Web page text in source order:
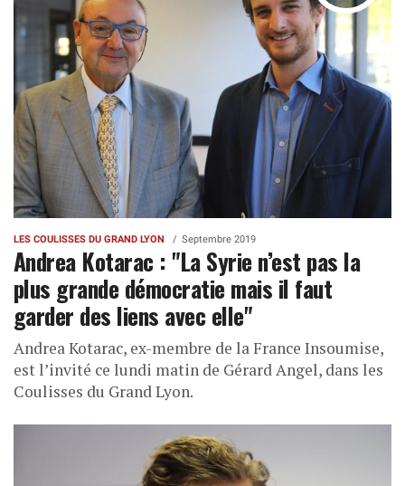
LES COULISSES DU GRAND LYON Septembre 2019
Andrea Kotarac : "La Syrie n’est pas la
plus grande démocratie mais il faut
garder des liens avec elle"
Andrea Kotarac, ex-membre de la France Insoumise,
est l’invité ce lundi matin de Gérard Angel, dans les
Coulisses du Grand Lyon.